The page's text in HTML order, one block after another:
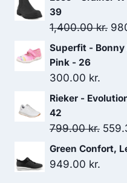
39
1,400.00kr.
Superfit -
Pink - 26
300.00 kr.
Rieker -
42
799.00kr. Den
Green Confort,
949.00 kr.